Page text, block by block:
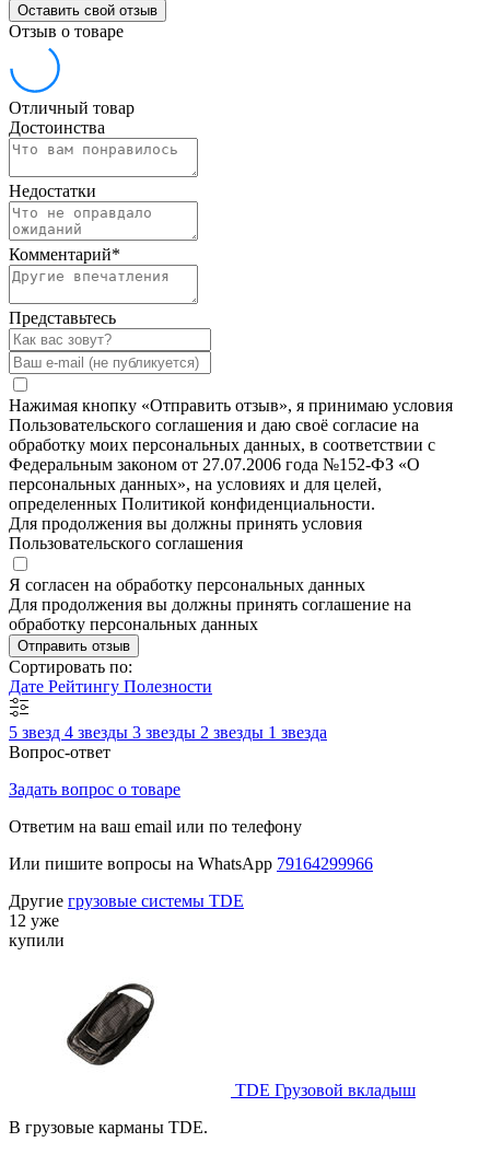
Оставить свой отзыв
Отзыв о товаре
Отличный товар
Достоинства
Недостатки
Комментарий*
Представьтесь
Нажимая кнопку «Отправить отзыв», я принимаю условия
Пользовательского соглашения и даю своё согласие на
обработку моих персональных данных, в соответствии с
Федеральным законом от 27.07.2006 года №152-ФЗ «О
персональных данных», на условиях и для целей,
определенных Политикой конфиденциальности.
Для продолжения вы должны принять условия
Пользовательского соглашения
Я согласен на обработку персональных данных
Для продолжения вы должны принять соглашение на
обработку персональных данных
Отправить отзыв
Сортировать по:
Дате Рейтингу Полезности
5 звезд 4 звезды 3 звезды 2 звезды 1 звезда
Вопрос-ответ
Задать вопрос о товаре
Ответим на ваш email или по телефону
Или пишите вопросы на WhatsApp 79164299966
Другие грузовые системы TDE
12 уже
купили
TDE Грузовой вкладыш
В грузовые карманы TDE.